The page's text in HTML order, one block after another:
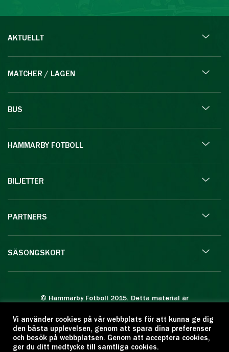
AKTUELLT
MATCHER / LAGEN
BUS
HAMMARBY FOTBOLL
BILJETTER
PARTNERS
SÄSONGSKORT
© Hammarby Fotboll 2015. Detta material är
Eftertryck eller annan kopiering är förbjuden.
Citera oss gärna men ange källan:
www.hammarbyfotboll.se. Ansvarig utgivare:
Vi använder cookies på vår webbplats för att kunna ge dig
den bästa upplevelsen, genom att spara dina preferenser
och besök på webbplatsen. Genom att acceptera cookies,
ger du ditt medtycke till samtliga cookies.